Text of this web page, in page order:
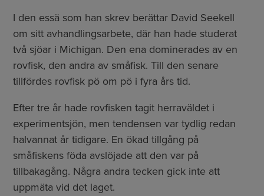
I den essä som han skrev berättar David Seekell
om sitt avhandlingsarbete, där han hade studerat
två sjöar i Michigan. Den ena dominerades av en
rovfisk, den andra av småfisk. Till den senare
tillfördes rovfisk pö om pö i fyra års tid.
Efter tre år hade rovfisken tagit herraväldet i
experimentsjön, men tendensen var tydlig redan
halvannat år tidigare. En ökad tillgång på
småfiskens föda avslöjade att den var på
tillbakagång. Några andra tecken gick inte att
uppmäta vid det laget.